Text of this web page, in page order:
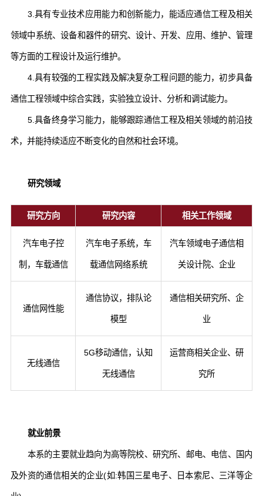
3.具有专业技术应用能力和创新能力，能适应通信工程及相关
领域中系统、设备和器件的研究、设计、开发、应用、维护、管理
等方面的工程设计及运行维护。
4.具有较强的工程实践及解决复杂工程问题的能力，初步具备
通信工程领域中综合实践，实验独立设计、分析和调试能力。
5.具备终身学习能力，能够跟踪通信工程及相关领域的前沿技
术，并能持续适应不断变化的自然和社会环境。
研究领域
研究方向 研究内容 相关工作领域
汽车电子控
制，车载通信
汽车电子系统，车
载通信网络系统
汽车领域电子通信相
关设计院、企业
通信网性能
通信协议，排队论
模型
通信相关研究所、企
业
无线通信
5G移动通信，认知
无线通信
运营商相关企业、研
究所
就业前景
本系的主要就业趋向为高等院校、研究所、邮电、电信、国内
及外资的通信相关的企业(如:韩国三星电子、日本索尼、三洋等企